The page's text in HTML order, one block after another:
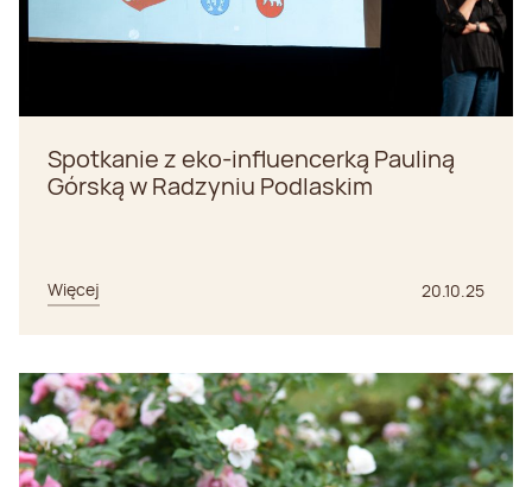
Spotkanie z eko-influencerką Pauliną
Górską w Radzyniu Podlaskim
Więcej 20.10.25